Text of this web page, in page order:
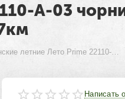
A-03
Босоножки женские летние Лето Prime 22110-A-03 чорний шкіра літо 2022 siyah (8 пар р.36-41) "Prime-Opt" оптом со склада 7км
Написать